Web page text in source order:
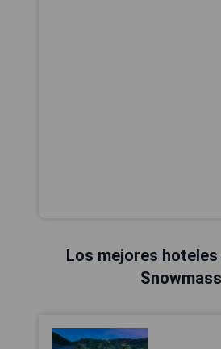
Los mejores hoteles
Snowmass